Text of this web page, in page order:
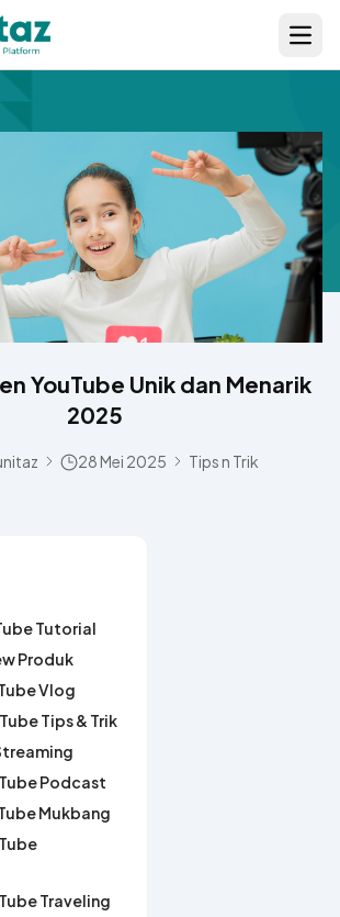
YouTube Unik dan Menarik
2025
Separator Icon
28 Mei 2025 Separator Icon
Tips n Trik
Tutorial
Produk
Vlog
Tips & Trik
Podcast
Mukbang
Traveling